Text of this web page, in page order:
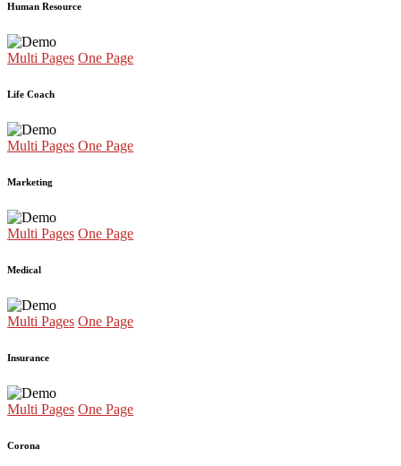
Human Resource
Multi Pages One Page
Life Coach
Multi Pages One Page
Marketing
Multi Pages One Page
Medical
Multi Pages One Page
Insurance
Multi Pages One Page
Corona